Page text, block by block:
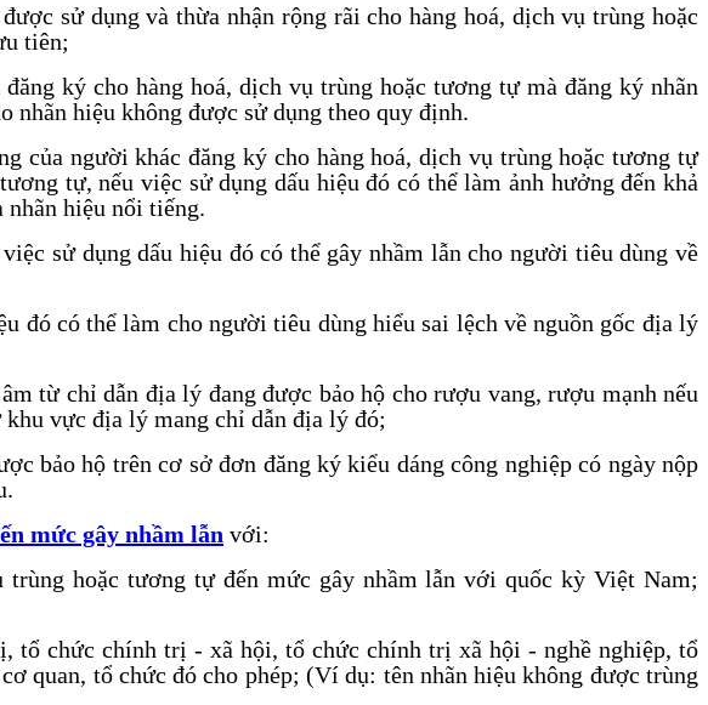
sử dụng và thừa nhận rộng rãi cho hàng hoá, dịch vụ trùng hoặc
tiên;
ký cho hàng hoá, dịch vụ trùng hoặc tương tự mà đăng ký nhãn
hiệu không được sử dụng theo quy định.
của người khác đăng ký cho hàng hoá, dịch vụ trùng hoặc tương tự
tự, nếu việc sử dụng dấu hiệu đó có thể làm ảnh hưởng đến khả
nhãn hiệu nổi tiếng.
sử dụng dấu hiệu đó có thể gây nhầm lẫn cho người tiêu dùng về
đó có thể làm cho người tiêu dùng hiểu sai lệch về nguồn gốc địa lý
từ chỉ dẫn địa lý đang được bảo hộ cho rượu vang, rượu mạnh nếu
vực địa lý mang chỉ dẫn địa lý đó;
bảo hộ trên cơ sở đơn đăng ký kiểu dáng công nghiệp có ngày nộp
mức gây nhầm lẫn với:
hoặc tương tự đến mức gây nhầm lẫn với quốc kỳ Việt Nam;
tổ chức chính trị - xã hội, tổ chức chính trị xã hội - nghề nghiệp, tổ
quan, tổ chức đó cho phép; (Ví dụ: tên nhãn hiệu không được trùng